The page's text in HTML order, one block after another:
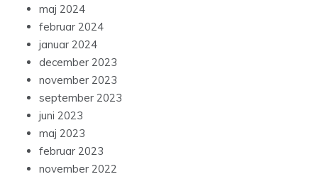
maj 2024
februar 2024
januar 2024
december 2023
november 2023
september 2023
juni 2023
maj 2023
februar 2023
november 2022